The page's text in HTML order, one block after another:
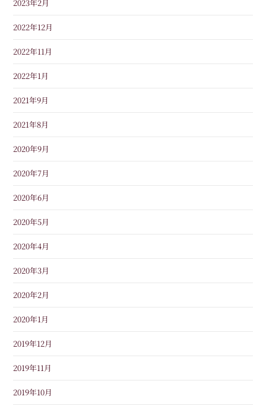
2023年2月
2022年12月
2022年11月
2022年1月
2021年9月
2021年8月
2020年9月
2020年7月
2020年6月
2020年5月
2020年4月
2020年3月
2020年2月
2020年1月
2019年12月
2019年11月
2019年10月